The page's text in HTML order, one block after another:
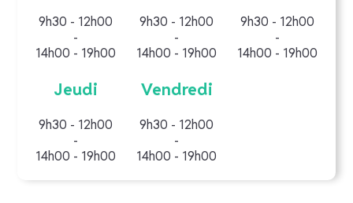
9h30 - 12h00
-
14h00 - 19h00
9h30 - 12h00
-
14h00 - 19h00
9h30 - 12h00
-
14h00 - 19h00
Jeudi
9h30 - 12h00
-
14h00 - 19h00
Vendredi
9h30 - 12h00
-
14h00 - 19h00